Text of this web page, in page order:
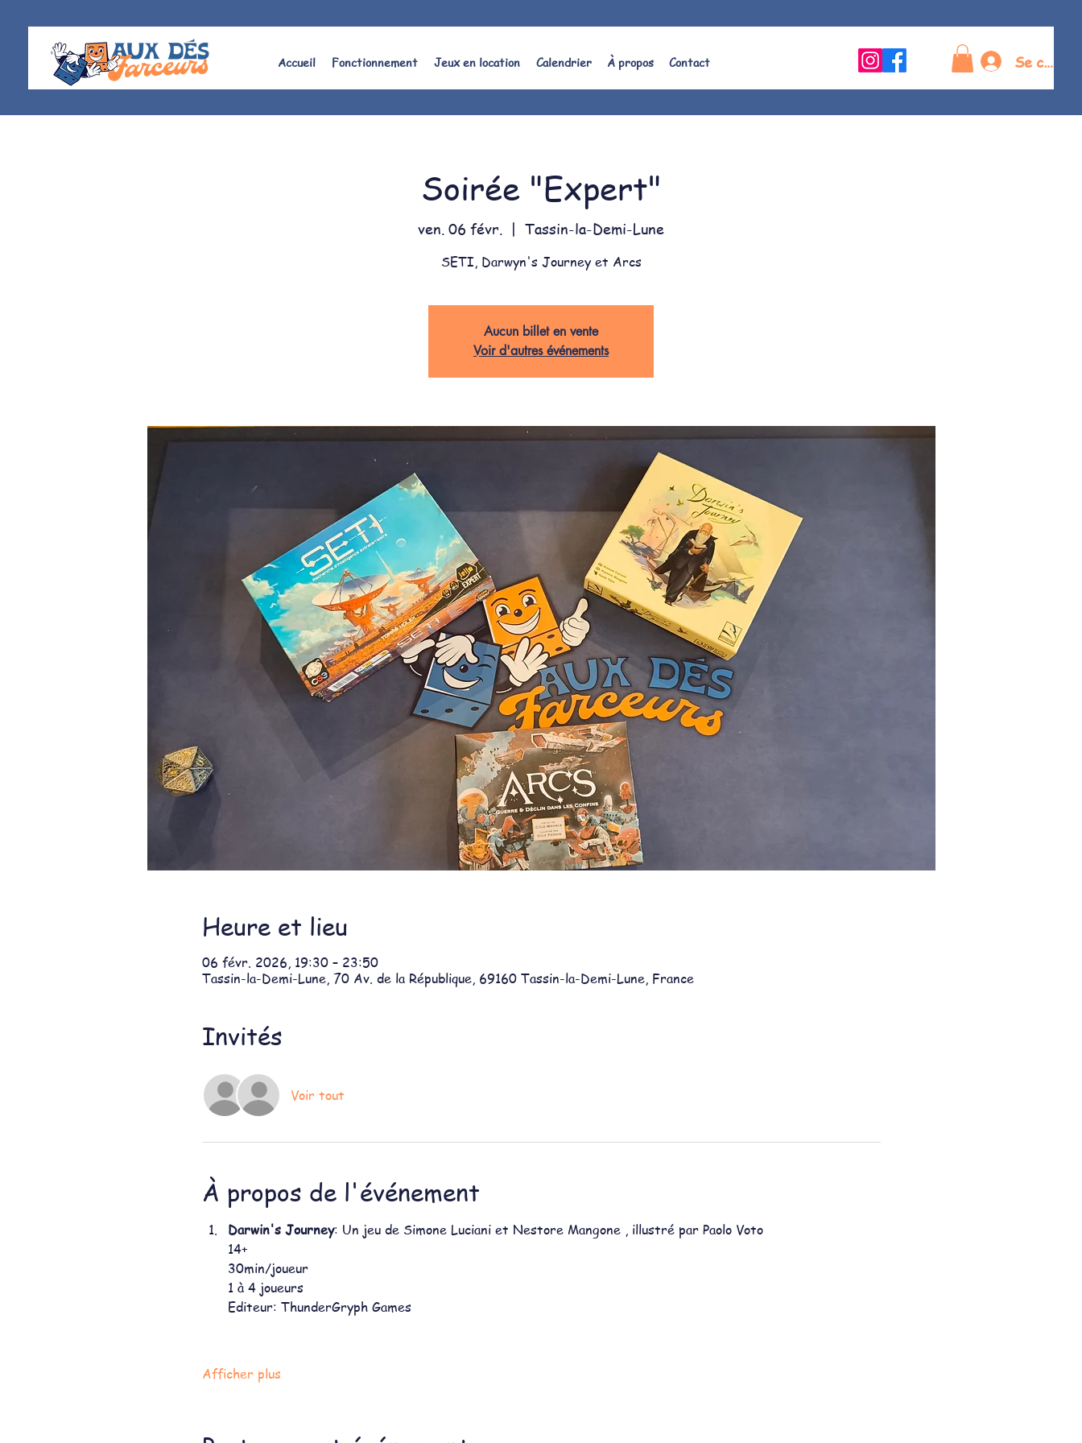
Accueil Fonctionnement Jeux en location Calendrier À propos Contact Se
Soirée "Expert"
ven. 06 févr.
  |
Tassin-la-Demi-Lune
SETI, Darwyn's Journey et Arcs
Aucun billet en vente
Voir d'autres événements
Heure et lieu
06 févr. 2026, 19:30 – 23:50
Tassin-la-Demi-Lune, 70 Av. de la République, 69160 Tassin-la-Demi-Lune, France
Invités
Voir tout
À propos de l'événement
Darwin's Journey: Un jeu de Simone Luciani et Nestore Mangone , illustré par Paolo Voto
14+
30min/joueur
1 à 4 joueurs
Editeur: ThunderGryph Games
Afficher plus